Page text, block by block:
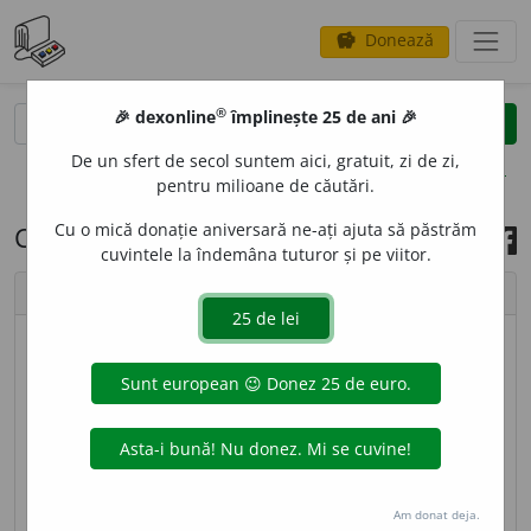
savings Donează
opțiuni
Cuvântul zilei, 6 aprilie 2021
© imagine Ramona
AT1, arierate, s. n.Obligație financiară
neonorată la scadență din contracte, recunoscută
🎉 dexonline® împlinește 25 de ani 🎉
De un sfert de secol suntem aici, gratuit, zi de zi,
pentru milioane de căutări.
Cu o mică donație aniversară ne-ați ajuta să păstrăm
cuvintele la îndemâna tuturor și pe viitor.
Am donat deja.